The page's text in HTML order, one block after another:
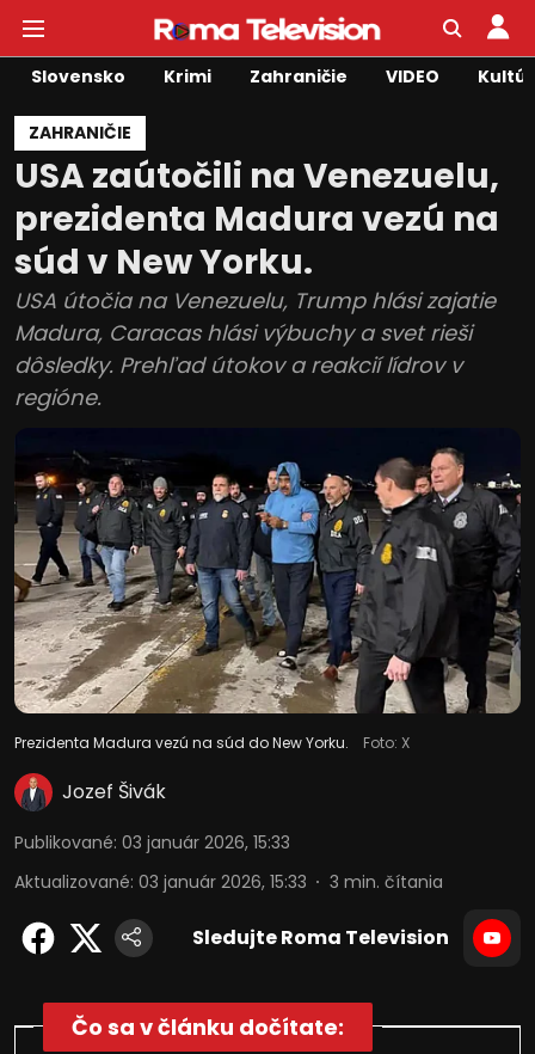
Slovensko Krimi Zahraničie VIDEO
ZAHRANIČIE
USA zaútočili na Venezuelu,
prezidenta Madura vezú na
súd v New Yorku.
USA útočia na Venezuelu, Trump hlási zajatie
Madura, Caracas hlási výbuchy a svet rieši
dôsledky. Prehľad útokov a reakcií lídrov v
regióne.
Prezidenta Madura vezú na súd do New Yorku. Foto: X
Jozef Šivák
Publikované: 03 január 2026, 15:33
Aktualizované: 03 január 2026, 15:33 3 min. čítania
Sledujte Roma Television
Čo sa v článku dočítate: